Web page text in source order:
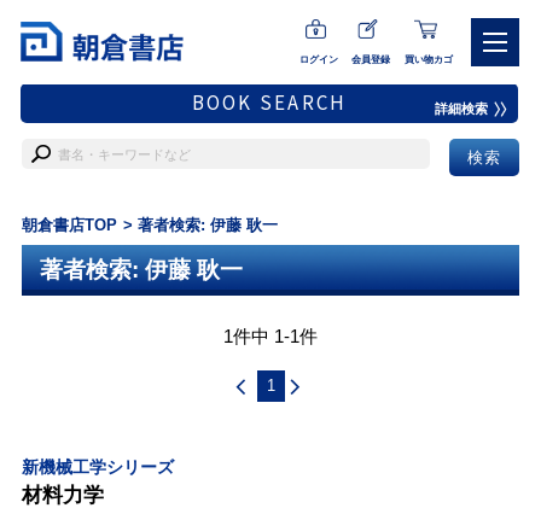
ログイン 会員登録 買い物カゴ
BOOK SEARCH 詳細検索
朝倉書店TOP 著者検索: 伊藤 耿一
著者検索: 伊藤 耿一
1件中 1-1件
1
新機械工学シリーズ
材料力学